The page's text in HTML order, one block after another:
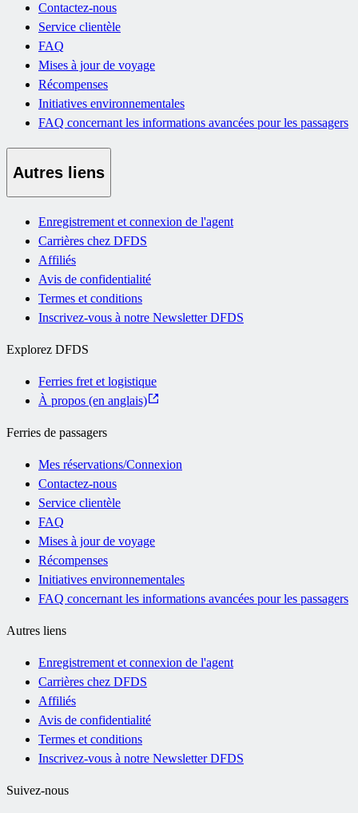
Contactez-nous
Service clientèle
FAQ
Mises à jour de voyage
Récompenses
Initiatives environnementales
FAQ concernant les informations avancées pour les passagers
Autres liens
Enregistrement et connexion de l'agent
Carrières chez DFDS
Affiliés
Avis de confidentialité
Termes et conditions
Inscrivez-vous à notre Newsletter DFDS
Explorez DFDS
Ferries fret et logistique
À propos (en anglais)
Ferries de passagers
Mes réservations/Connexion
Contactez-nous
Service clientèle
FAQ
Mises à jour de voyage
Récompenses
Initiatives environnementales
FAQ concernant les informations avancées pour les passagers
Autres liens
Enregistrement et connexion de l'agent
Carrières chez DFDS
Affiliés
Avis de confidentialité
Termes et conditions
Inscrivez-vous à notre Newsletter DFDS
Suivez-nous